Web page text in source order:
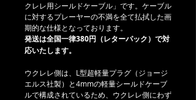
クレレ用シールドケーブル」です。ケーブル
に対するプレーヤーの不満を全て払拭した画
期的な仕様となっております。
発送は全国一律380円（レターパック）で対
応いたします。
ウクレレ側は、L型超軽量プラグ（ジョージ
エルス社製）と4mmの軽量シールドケーブ
ルで構成されているため、ウクレレ側にわず